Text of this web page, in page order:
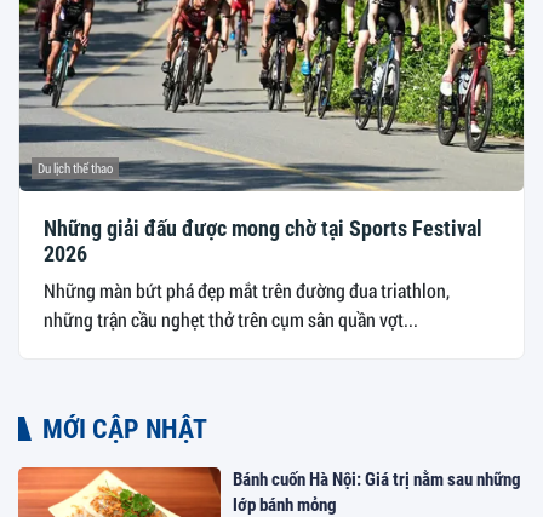
Du lịch thể thao
Những giải đấu được mong chờ tại Sports Festival
2026
Những màn bứt phá đẹp mắt trên đường đua triathlon,
những trận cầu nghẹt thở trên cụm sân quần vợt...
MỚI CẬP NHẬT
Bánh cuốn Hà Nội: Giá trị nằm sau những
lớp bánh mỏng